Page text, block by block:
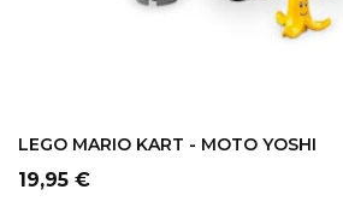
LEGO MARIO KART - MOTO YOSHI
Precio
19,95 €